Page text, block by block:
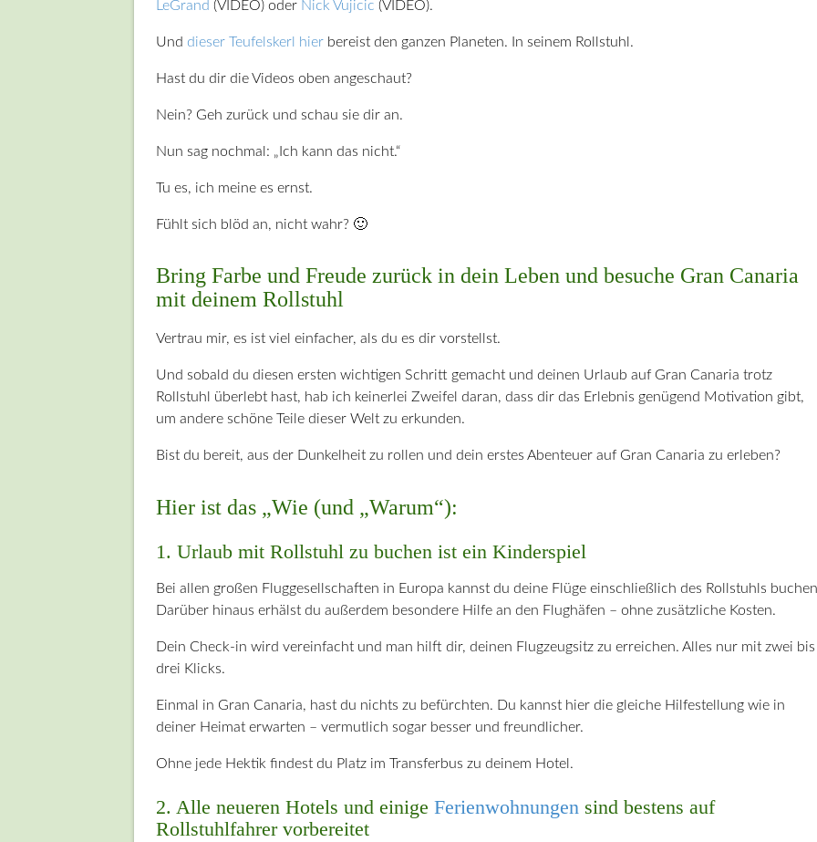
LeGrand (VIDEO) oder Nick Vujicic (VIDEO).
Und dieser Teufelskerl hier bereist den ganzen Planeten. In seinem Rollstuhl.
Hast du dir die Videos oben angeschaut?
Nein? Geh zurück und schau sie dir an.
Nun sag nochmal: „Ich kann das nicht.“
Tu es, ich meine es ernst.
Fühlt sich blöd an, nicht wahr? 🙂
Bring Farbe und Freude zurück in dein Leben und besuche Gran Canaria
mit deinem Rollstuhl
Vertrau mir, es ist viel einfacher, als du es dir vorstellst.
Und sobald du diesen ersten wichtigen Schritt gemacht und deinen Urlaub auf Gran Canaria trotz
Rollstuhl überlebt hast, hab ich keinerlei Zweifel daran, dass dir das Erlebnis genügend Motivation gibt,
um andere schöne Teile dieser Welt zu erkunden.
Bist du bereit, aus der Dunkelheit zu rollen und dein erstes Abenteuer auf Gran Canaria zu erleben?
Hier ist das „Wie (und „Warum“):
1. Urlaub mit Rollstuhl zu buchen ist ein Kinderspiel
Bei allen großen Fluggesellschaften in Europa kannst du deine Flüge einschließlich des Rollstuhls
Darüber hinaus erhälst du außerdem besondere Hilfe an den Flughäfen – ohne zusätzliche Kosten.
Dein Check-in wird vereinfacht und man hilft dir, deinen Flugzeugsitz zu erreichen. Alles nur mit zwei bis
drei Klicks.
Einmal in Gran Canaria, hast du nichts zu befürchten. Du kannst hier die gleiche Hilfestellung wie in
deiner Heimat erwarten – vermutlich sogar besser und freundlicher.
Ohne jede Hektik findest du Platz im Transferbus zu deinem Hotel.
2. Alle neueren Hotels und einige Ferienwohnungen sind bestens auf
Rollstuhlfahrer vorbereitet